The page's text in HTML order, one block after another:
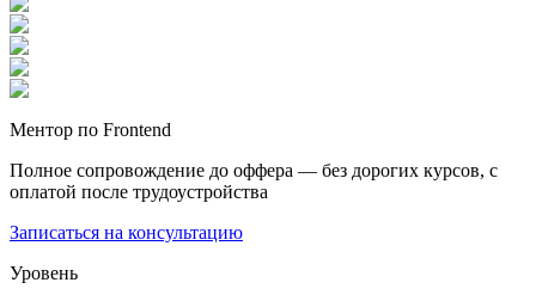
Ментор по Frontend
Полное сопровождение до оффера — без дорогих курсов, с
оплатой после трудоустройства
Записаться на консультацию
Уровень